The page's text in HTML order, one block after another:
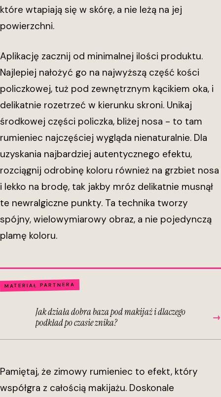
które wtapiają się w skórę, a nie leżą na jej
powierzchni.
Aplikację zacznij od minimalnej ilości produktu.
Najlepiej nałożyć go na najwyższą część kości
policzkowej, tuż pod zewnętrznym kącikiem oka, i
delikatnie rozetrzeć w kierunku skroni. Unikaj
środkowej części policzka, bliżej nosa - to tam
rumieniec najczęściej wygląda nienaturalnie. Dla
uzyskania najbardziej autentycznego efektu,
rozciągnij odrobinę koloru również na grzbiet nosa
i lekko na brodę, tak jakby mróz delikatnie musnął
te newralgiczne punkty. Ta technika tworzy
spójny, wielowymiarowy obraz, a nie pojedynczą
plamę koloru.
MATERIAŁ PARTNERA
Jak działa dobra baza pod makijaż i dlaczego
podkład po czasie znika?
→
Pamiętaj, że zimowy rumieniec to efekt, który
współgra z całością makijażu. Doskonale